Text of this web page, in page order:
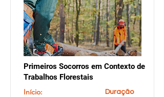
Primeiros Socorros em Contexto de
Trabalhos Florestais
Início:
Duração